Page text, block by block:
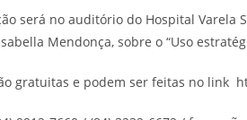
será no auditório do Hospital Varela
Mendonça, sobre o “Uso
gratuitas e podem ser feitas no link